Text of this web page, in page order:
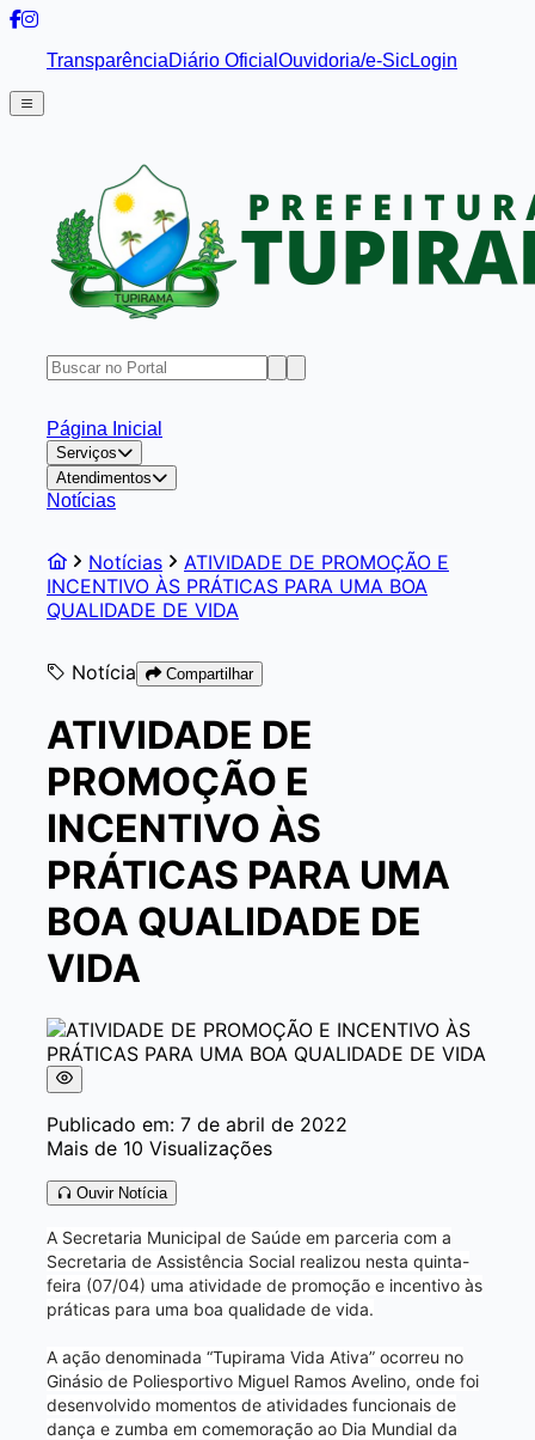
TransparênciaDiário Oficial Ouvidoria/e-SicLogin
Página Inicial
Serviços
Atendimentos
Notícias
Notícias
ATIVIDADE DE PROMOÇÃO E
INCENTIVO ÀS PRÁTICAS PARA UMA BOA
QUALIDADE DE VIDA
Notícia Compartilhar
ATIVIDADE DE
PROMOÇÃO E
INCENTIVO ÀS
PRÁTICAS PARA UMA
BOA QUALIDADE DE
VIDA
Publicado em: 7 de abril de 2022
Mais de 10 Visualizações
Ouvir Notícia
A Secretaria Municipal de Saúde em parceria com a
Secretaria de Assistência Social realizou nesta quinta-
feira (07/04) uma atividade de promoção e incentivo às
práticas para uma boa qualidade de vida.
A ação denominada “Tupirama Vida Ativa” ocorreu no
Ginásio de Poliesportivo Miguel Ramos Avelino, onde foi
desenvolvido momentos de atividades funcionais de
dança e zumba em comemoração ao Dia Mundial da